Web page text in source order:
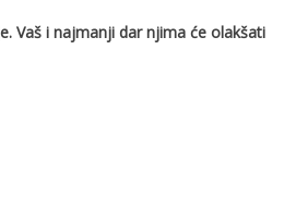
Vaš i najmanji dar njima će olakšati